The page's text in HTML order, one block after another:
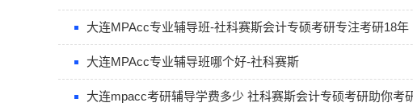
大连MPAcc专业辅导班-社科赛斯会计专硕考研专注考研18年
大连MPAcc专业辅导班哪个好-社科赛斯
大连mpacc考研辅导学费多少 社科赛斯会计专硕考研助你考